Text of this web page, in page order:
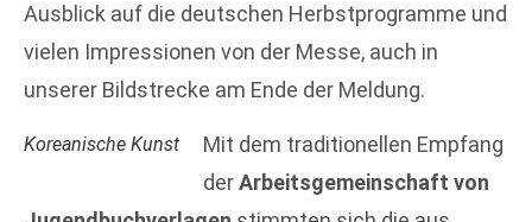
Ausblick auf die deutschen Herbstprogramme und
vielen Impressionen von der Messe, auch in
unserer Bildstrecke am Ende der Meldung.
Koreanische Kunst
Mit dem traditionellen Empfang
derArbeitsgemeinschaft von